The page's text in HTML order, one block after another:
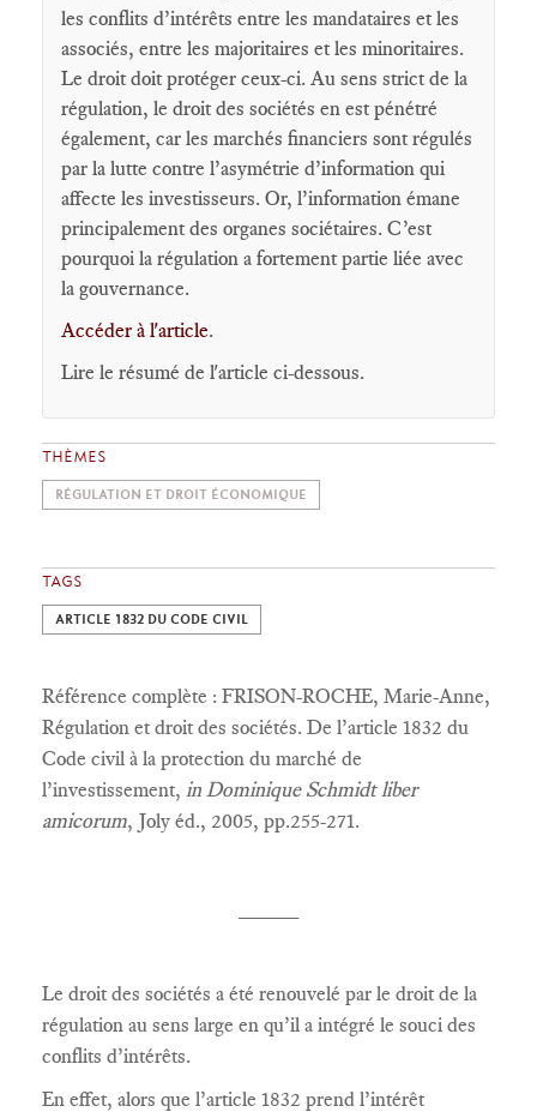
les conflits d’intérêts entre les mandataires et les
associés, entre les majoritaires et les minoritaires.
Le droit doit protéger ceux-ci. Au sens strict de la
régulation, le droit des sociétés en est pénétré
également, car les marchés financiers sont régulés
par la lutte contre l’asymétrie d’information qui
affecte les investisseurs. Or, l’information émane
principalement des organes sociétaires. C’est
pourquoi la régulation a fortement partie liée avec
la gouvernance.
Accéder à l'article.
Lire le résumé de l'article ci-dessous.
THÈMES
RÉGULATION ET DROIT ÉCONOMIQUE
TAGS
ARTICLE 1832 DU CODE CIVIL
Référence complète : FRISON-ROCHE, Marie-Anne,
Régulation et droit des sociétés. De l’article 1832 du
Code civil à la protection du marché de
l’investissement, in Dominique Schmidt liber
amicorum, Joly éd., 2005, pp.255-271.
Le droit des sociétés a été renouvelé par le droit de la
régulation au sens large en qu’il a intégré le souci des
conflits d’intérêts.
En effet, alors que l’article 1832 prend l’intérêt